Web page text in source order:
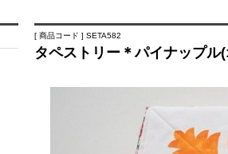
[ 商品コード ] SETA582
タペストリー＊パイナップル